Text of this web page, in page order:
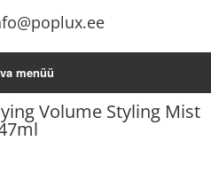
menüü
Volume Styling Mist